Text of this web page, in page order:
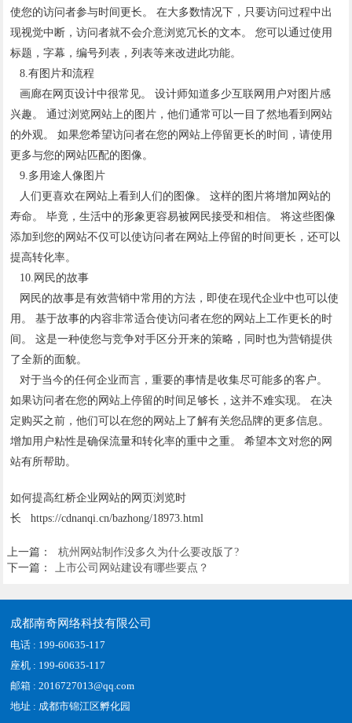
使您的访问者参与时间更长。 在大多数情况下，只要访问过程中出
现视觉中断，访问者就不会介意浏览冗长的文本。 您可以通过使用
标题，字幕，编号列表，列表等来改进此功能。
8.有图片和流程
画廊在网页设计中很常见。 设计师知道多少互联网用户对图片感
兴趣。 通过浏览网站上的图片，他们通常可以一目了然地看到网站
的外观。 如果您希望访问者在您的网站上停留更长的时间，请使用
更多与您的网站匹配的图像。
9.多用途人像图片
人们更喜欢在网站上看到人们的图像。 这样的图片将增加网站的
寿命。 毕竟，生活中的形象更容易被网民接受和相信。 将这些图像
添加到您的网站不仅可以使访问者在网站上停留的时间更长，还可以
提高转化率。
10.网民的故事
网民的故事是有效营销中常用的方法，即使在现代企业中也可以使
用。 基于故事的内容非常适合使访问者在您的网站上工作更长的时
间。 这是一种使您与竞争对手区分开来的策略，同时也为营销提供
了全新的面貌。
对于当今的任何企业而言，重要的事情是收集尽可能多的客户。
如果访问者在您的网站上停留的时间足够长，这并不难实现。 在决
定购买之前，他们可以在您的网站上了解有关您品牌的更多信息。
增加用户粘性是确保流量和转化率的重中之重。 希望本文对您的网
站有所帮助。
如何提高红桥企业网站的网页浏览时
长 https://cdnanqi.cn/bazhong/18973.html
上一篇：
杭州网站制作没多久为什么要改版了?
下一篇：
上市公司网站建设有哪些要点？
成都南奇网络科技有限公司
电话 : 199-60635-117
座机 : 199-60635-117
邮箱 : 2016727013@qq.com
地址 : 成都市锦江区孵化园